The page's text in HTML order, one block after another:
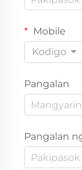
Mobile
Kodigo
Pangalan
Pangalan